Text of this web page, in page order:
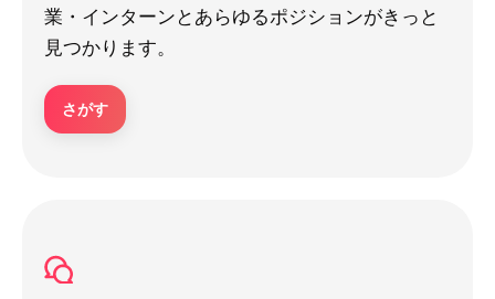
業・インターンとあらゆるポジションがきっと
見つかります。
さがす